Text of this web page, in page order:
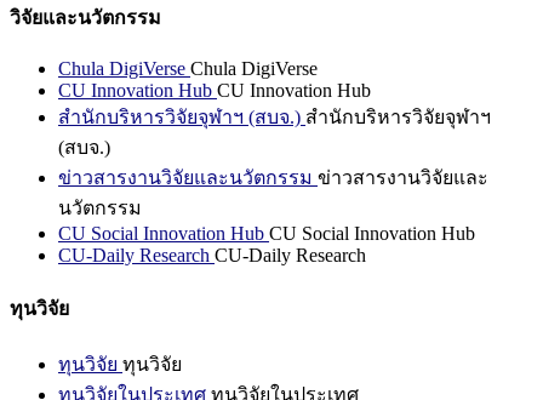
วิจัยและนวัตกรรม
Chula DigiVerse Chula DigiVerse
CU Innovation Hub CU Innovation Hub
สำนักบริหารวิจัยจุฬาฯ (สบจ.) สำนักบริหารวิจัยจุฬาฯ
(สบจ.)
ข่าวสารงานวิจัยและนวัตกรรม ข่าวสารงานวิจัยและ
นวัตกรรม
CU Social Innovation Hub CU Social Innovation Hub
CU-Daily Research CU-Daily Research
ทุนวิจัย
ทุนวิจัย ทุนวิจัย
ทุนวิจัยในประเทศ ทุนวิจัยในประเทศ